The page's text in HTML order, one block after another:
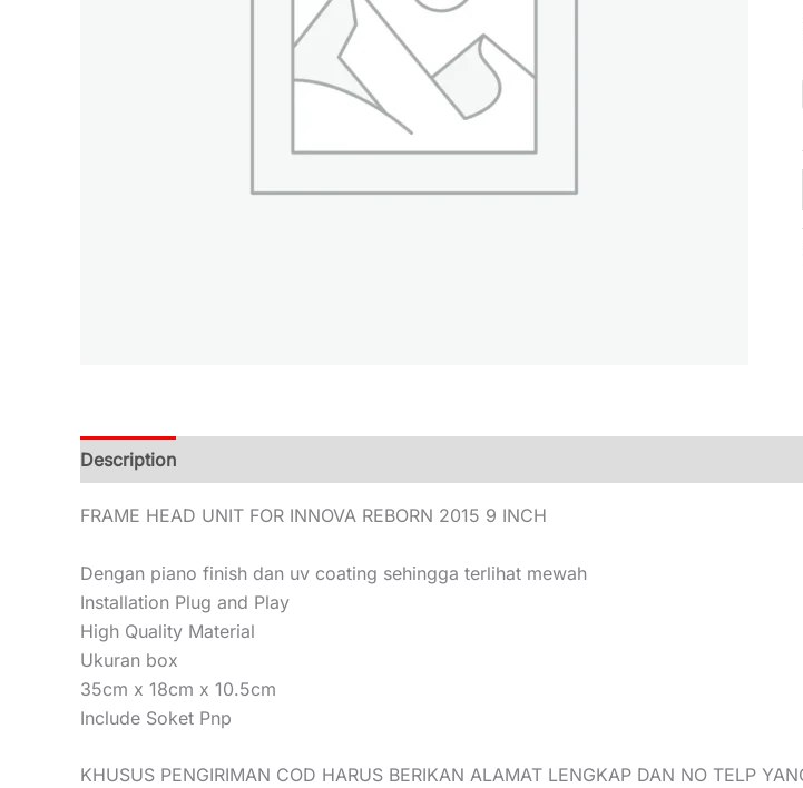
Description
FRAME HEAD UNIT FOR INNOVA REBORN 2015 9 INCH
Dengan piano finish dan uv coating sehingga terlihat mewah
Installation Plug and Play
High Quality Material
Ukuran box
35cm x 18cm x 10.5cm
Include Soket Pnp
KHUSUS PENGIRIMAN COD HARUS BERIKAN ALAMAT LENGKAP DAN NO TELP